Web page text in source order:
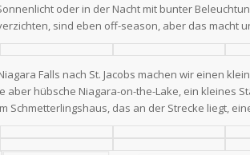
oder in der Nacht mit bunter
sind eben off-season, aber das macht
Falls nach St. Jacobs machen wir einen
aber hübsche Niagara-on-the-Lake, ein kleines
Schmetterlingshaus, das an der Strecke liegt,